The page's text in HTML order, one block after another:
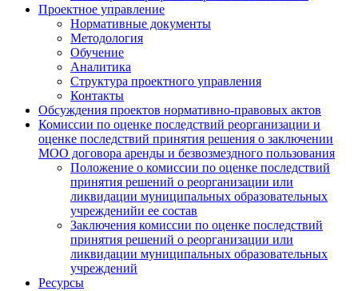
Проектное управление
Нормативные документы
Методология
Обучение
Аналитика
Структура проектного управления
Контакты
Обсуждения проектов нормативно-правовых актов
Комиссии по оценке последствий реорганизации и
оценке последствий принятия решения о заключении
МОО договора аренды и безвозмездного пользования
Положение о комиссии по оценке последствий
принятия решений о реорганизации или
ликвидации муниципальных образовательных
учрежденийи ее состав
Заключения комиссии по оценке последствий
принятия решений о реорганизации или
ликвидации муниципальных образовательных
учреждений
Ресурсы